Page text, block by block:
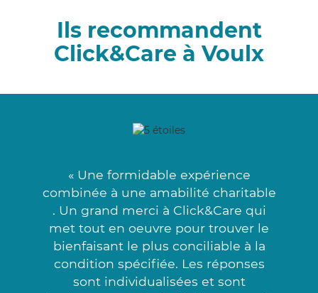
Ils recommandent
Click&Care à Voulx
« Une formidable expérience
combinée à une amabilité charitable
. Un grand merci à Click&Care qui
met tout en oeuvre pour trouver le
bienfaisant le plus conciliable à la
condition spécifiée. Les réponses
sont individualisées et sont